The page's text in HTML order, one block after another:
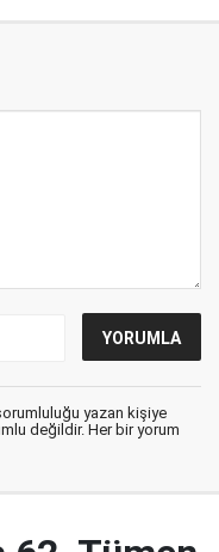
yazan kişiye
değildir. Her bir yorum